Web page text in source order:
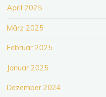
April 2025
März 2025
Februar 2025
Januar 2025
Dezember 2024